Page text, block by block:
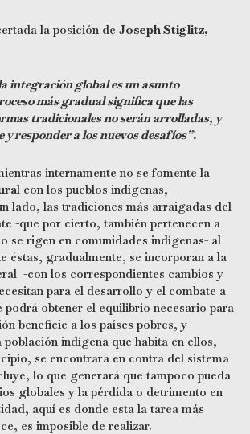
la posición de Joseph Stiglitz,
integración global es un asunto
más gradual significa que las
tradicionales no serán arrolladas, y
responder a los nuevos desafíos”.
internamente no se fomente la
l con los pueblos indígenas,
lado, las tradiciones más arraigadas del
-que por cierto, también pertenecen a
se rigen en comunidades indígenas- al
éstas, gradualmente, se incorporan a la
-con los correspondientes cambios y
para el desarrollo y el combate a
podrá obtener el equilibrio necesario para
beneficie a los países pobres, y
indígena que habita en ellos,
se encontrara en contra del sistema
lo que generará que tampoco pueda
globales y la pérdida o detrimento en
aquí es donde esta la tarea más
es imposible de realizar.